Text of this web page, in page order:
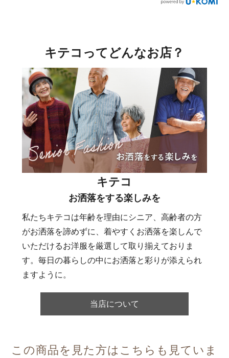
キテコってどんなお店？
キテコ
お洒落をする楽しみを
私たちキテコは年齢を理由にシニア、高齢者の方
がお洒落を諦めずに、着やすくお洒落を楽しんで
いただけるお洋服を厳選して取り揃えておりま
す。毎日の暮らしの中にお洒落と彩りが添えられ
ますように。
当店について
この商品を見た方はこちらも見ていま